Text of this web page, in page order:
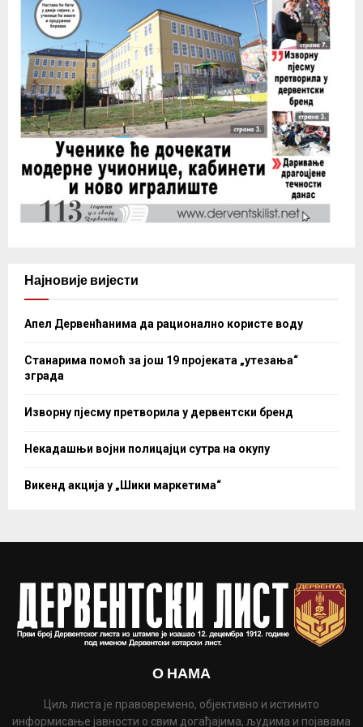
Најновије вијести
Апел Дервенћанима да рационално користе воду
Станарима помоћ за још 19 пројеката „утезања“
зграда
Изворну пјесму претворила у дервентски бренд
Некадашњи војни полицајци сутра на окупу
Викенд акција у „Шики маркетима“
О НАМА
Циљ листа је правовремено, објективно и истинито
информисање јавности о свим догађајима, људима и појавама